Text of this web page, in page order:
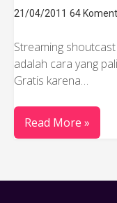
21/04/2011 64
Streaming
adalah cara yang
Gratis karena…
Read More »